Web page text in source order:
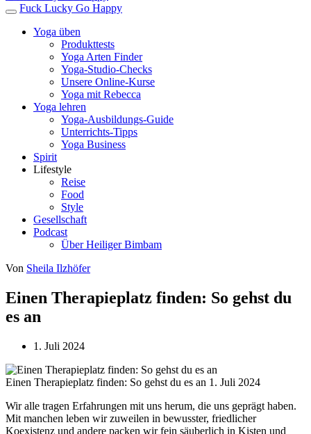
Fuck Lucky Go Happy
Yoga üben
Produkttests
Yoga Arten Finder
Yoga-Studio-Checks
Unsere Online-Kurse
Yoga mit Rebecca
Yoga lehren
Yoga-Ausbildungs-Guide
Unterrichts-Tipps
Yoga Business
Spirit
Lifestyle
Reise
Food
Style
Gesellschaft
Podcast
Über Heiliger Bimbam
Von Sheila Ilzhöfer
Einen Therapieplatz finden: So gehst du
es an
1. Juli 2024
Einen Therapieplatz finden: So gehst du es an 1. Juli 2024
Wir alle tragen Erfahrungen mit uns herum, die uns geprägt haben.
Mit manchen leben wir zuweilen in bewusster, friedlicher
Koexistenz und andere packen wir fein säuberlich in Kisten und